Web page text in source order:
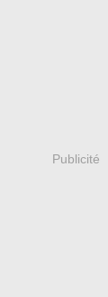
Publicité